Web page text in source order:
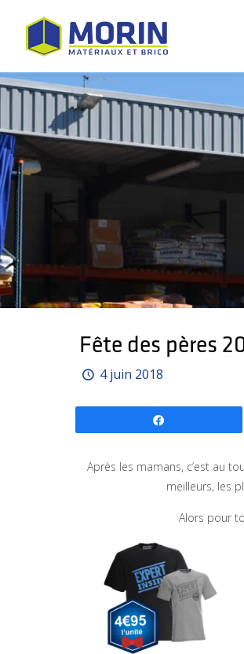
Fête des pères
4 juin 2018
Après les mamans, c’est au
meilleurs, les
Alors pour